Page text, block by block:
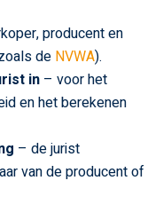
producent en
de NVWA).
in– voor het
en het berekenen
– de jurist
van de producent of